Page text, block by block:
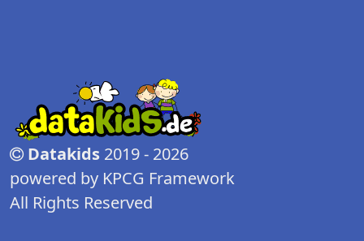
Datakids 2019 - 2026
powered by KPCG Framework
All Rights Reserved